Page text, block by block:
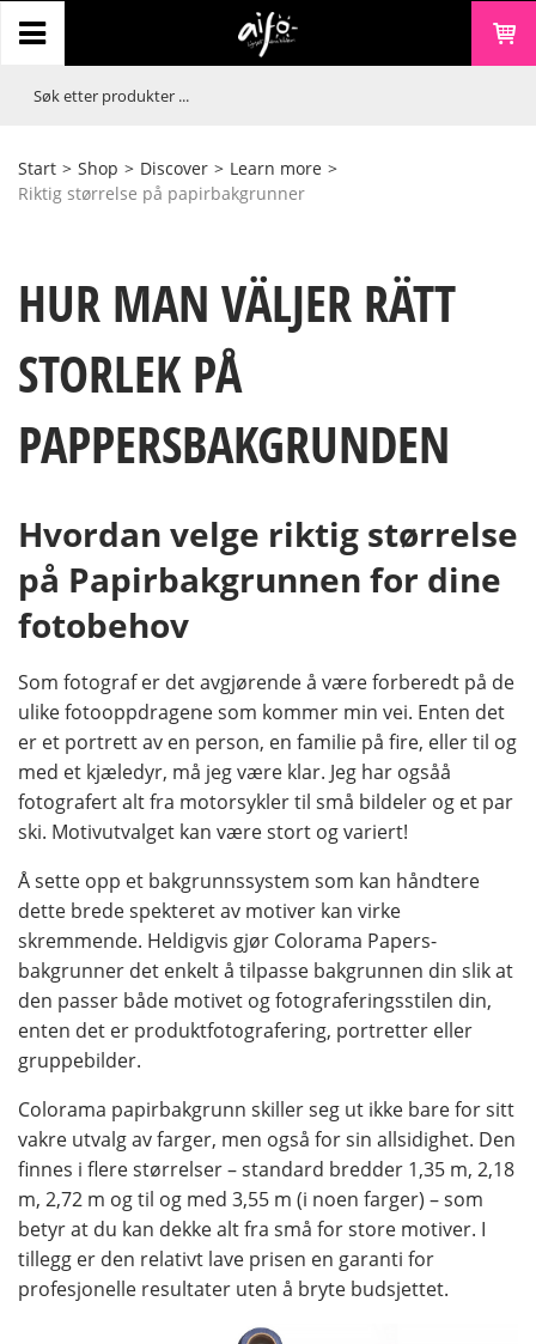
Start > Shop > Discover > Learn more >
Riktig størrelse på papirbakgrunner
HUR MAN VÄLJER RÄTT
STORLEK PÅ
PAPPERSBAKGRUNDEN
Hvordan velge riktig størrelse
på Papirbakgrunnen for dine
fotobehov
Som fotograf er det avgjørende å være forberedt på de
ulike fotooppdragene som kommer min vei. Enten det
er et portrett av en person, en familie på fire, eller til og
med et kjæledyr, må jeg være klar. Jeg har ogsåå
fotografert alt fra motorsykler til små bildeler og et par
ski. Motivutvalget kan være stort og variert!
Å sette opp et bakgrunnssystem som kan håndtere
dette brede spekteret av motiver kan virke
skremmende. Heldigvis gjør Colorama Papers-
bakgrunner det enkelt å tilpasse bakgrunnen din slik at
den passer både motivet og fotograferingsstilen din,
enten det er produktfotografering, portretter eller
gruppebilder.
Colorama papirbakgrunn skiller seg ut ikke bare for sitt
vakre utvalg av farger, men også for sin allsidighet. Den
finnes i flere størrelser – standard bredder 1,35 m, 2,18
m, 2,72 m og til og med 3,55 m (i noen farger) – som
betyr at du kan dekke alt fra små for store motiver. I
tillegg er den relativt lave prisen en garanti for
profesjonelle resultater uten å bryte budsjettet.